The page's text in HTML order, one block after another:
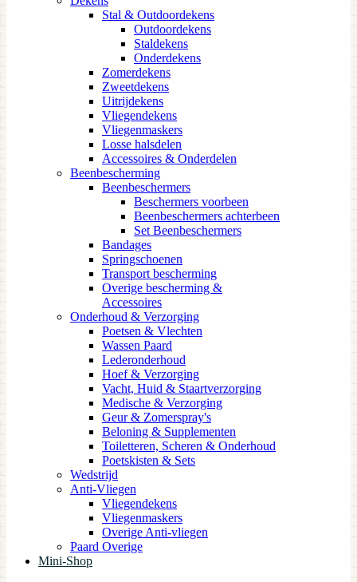
Stal & Outdoordekens
Outdoordekens
Staldekens
Onderdekens
Zomerdekens
Zweetdekens
Uitrijdekens
Vliegendekens
Vliegenmaskers
Losse halsdelen
Accessoires & Onderdelen
Beenbescherming
Beenbeschermers
Beschermers voorbeen
Beenbeschermers achterbeen
Set Beenbeschermers
Bandages
Springschoenen
Transport bescherming
Overige bescherming &
Accessoires
Onderhoud & Verzorging
Poetsen & Vlechten
Wassen Paard
Lederonderhoud
Hoef & Verzorging
Vacht, Huid & Staartverzorging
Medische & Verzorging
Geur & Zomerspray's
Beloning & Supplementen
Toiletteren, Scheren & Onderhoud
Poetskisten & Sets
Wedstrijd
Anti-Vliegen
Vliegendekens
Vliegenmaskers
Overige Anti-vliegen
Paard Overige
Mini-Shop